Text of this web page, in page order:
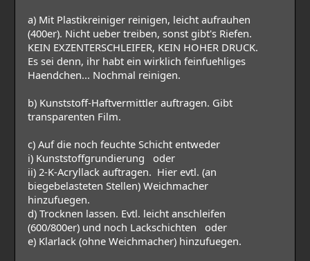
a) Mit Plastikreiniger reinigen, leicht aufrauhen
(400er). Nicht ueber treiben, sonst gibt's Riefen.
KEIN EXZENTERSCHLEIFER, KEIN HOHER DRUCK.
Es sei denn, ihr habt ein wirklich feinfuehliges
Haendchen... Nochmal reinigen.
b) Kunststoff-Haftvermittler auftragen. Gibt
transparenten Film.
c) Auf die noch feuchte Schicht entweder
i) Kunststoffgrundierung oder
ii) 2-K-Acryllack auftragen. Hier evtl. (an
biegebelasteten Stellen) Weichmacher
hinzufuegen.
d) Trocknen lassen. Evtl. leicht anschleifen
(600/800er) und noch Lackschichten oder
e) Klarlack (ohne Weichmacher) hinzufuegen.